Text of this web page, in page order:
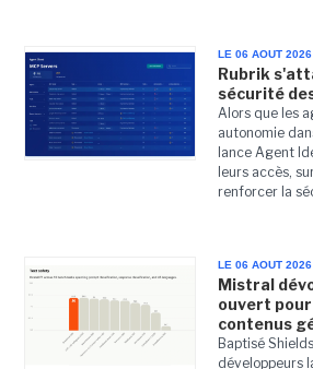
LE 06 AOUT 2026
Rubrik
sécurité
Alors que les
autonomie
lance Agent
leurs accès,
renforcer la
LE 06 AOUT 2026
Mistral
ouvert
contenus
Baptisé
développeurs